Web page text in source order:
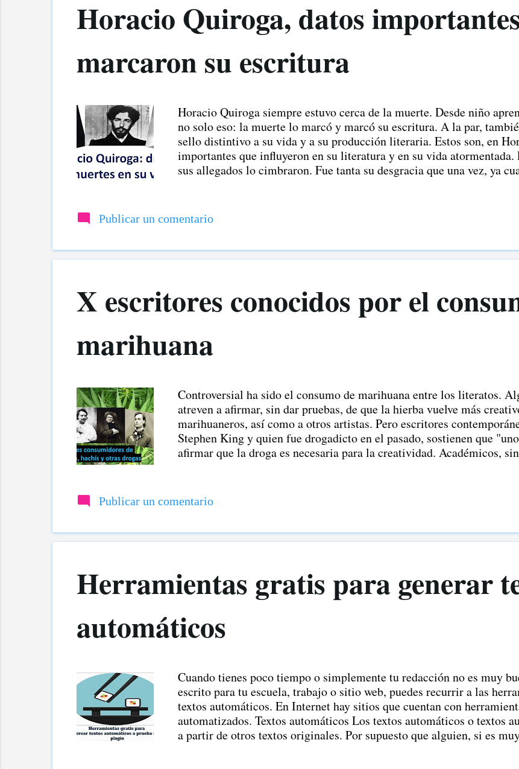
Horacio Quiroga, datos
marcaron su escritura
Horacio Quiroga siempre estuvo cerca de la muerte. Desde niño
no solo eso: la muerte lo marcó y marcó su escritura. A la par,
sello distintivo a su vida y a su producción literaria. Estos son, en
importantes que influyeron en su literatura y en su vida atormentada.
sus allegados lo cimbraron. Fue tanta su desgracia que una vez, ya
Publicar un comentario
X escritores conocidos por el
marihuana
Controversial ha sido el consumo de marihuana entre los literatos.
atreven a afirmar, sin dar pruebas, de que la hierba vuelve más
marihuaneros, así como a otros artistas. Pero escritores
Stephen King y quien fue drogadicto en el pasado, sostienen que
afirmar que la droga es necesaria para la creatividad. Académicos, sin
el señalamiento de una realidad más significativa". Sea cual sea la
negar es que hay escritores conocidos por el consumo de la
Publicar un comentario
Herramientas gratis para generar
automáticos
Cuando tienes poco tiempo o simplemente tu redacción no es muy
escrito para tu escuela, trabajo o sitio web, puedes recurrir a las
textos automáticos. En Internet hay sitios que cuentan con
automatizados. Textos automáticos Los textos automáticos o textos
a partir de otros textos originales. Por supuesto que alguien, si es